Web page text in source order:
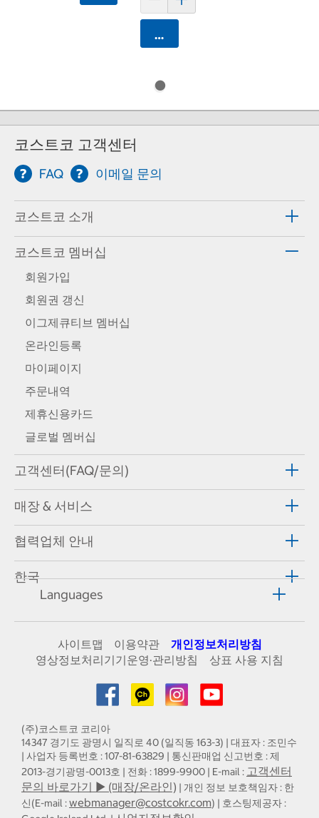
카트에 담기
코스트코 고객센터
FAQ 이메일 문의
코스트코 소개
코스트코 멤버십
회원가입
회원권 갱신
이그제큐티브 멤버십
온라인등록
마이페이지
주문내역
제휴신용카드
글로벌 멤버십
고객센터(FAQ/문의)
매장 & 서비스
협력업체 안내
한국
Languages
사이트맵 이용약관
개인정보처리방침
영상정보처리기기운영·관리방침
상표 사용 지침
(주)코스트코 코리아
14347 경기도 광명시 일직로 40 (일직동 163-3) | 대표자 : 조민수
| 사업자 등록번호 : 107-81-63829 | 통신판매업 신고번호 : 제
2013-경기광명-0013호 | 전화 : 1899-9900 | E-mail : 고객센터
문의 바로가기 ▶ (매장/온라인) | 개인 정보 보호책임자 : 한
신(E-mail :webmanager@costcokr.com) | 호스팅제공자 :